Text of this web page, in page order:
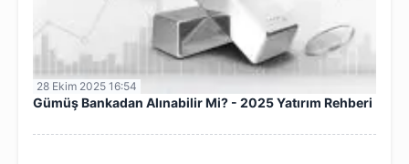
28 Ekim 2025 16:54
Gümüş Bankadan Alınabilir Mi? - 2025 Yatırım Rehberi